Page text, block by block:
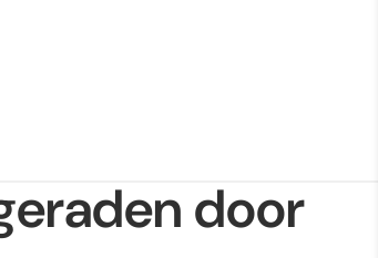
door